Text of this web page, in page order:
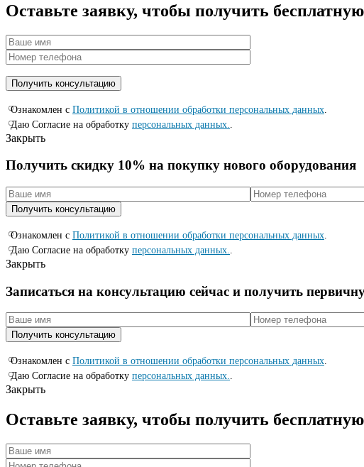
Оставьте заявку, чтобы получить
Ознакомлен с Политикой в отношении обработки персональных данных
Даю Согласие на обработку персональных данных.
Закрыть
Получить скидку 10% на покупку нового оборудования
Ознакомлен с Политикой в отношении обработки персональных данных
Даю Согласие на обработку персональных данных.
Закрыть
Записаться на консyльтацию сейчас и полyчить
Ознакомлен с Политикой в отношении обработки персональных данных.
Даю Согласие на обработку персональных данных..
Закрыть
Оставьте заявку, чтобы получить